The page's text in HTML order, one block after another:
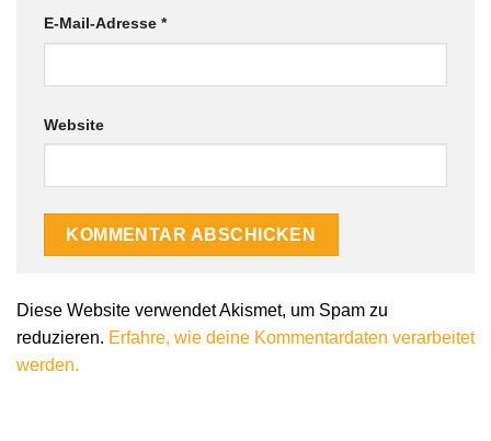
E-Mail-Adresse *
Website
Diese Website verwendet Akismet, um Spam zu
reduzieren. Erfahre, wie deine Kommentardaten verarbeitet
werden.